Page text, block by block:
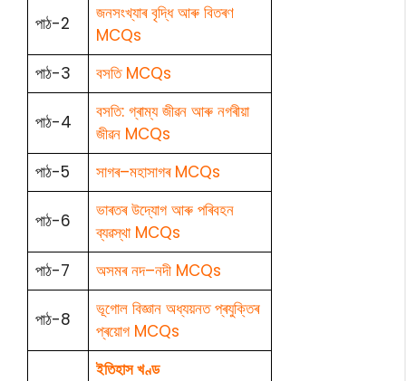
পাঠ-2
জনসংখ্যাৰ বৃদ্ধি আৰু বিতৰণ
MCQs
পাঠ-3
বসতি MCQs
পাঠ-4
বসতি: গ্ৰাম্য জীৱন আৰু নগৰীয়া
জীৱন MCQs
পাঠ-5
সাগৰ–মহাসাগৰ MCQs
পাঠ-6
ভাৰতৰ উদ্যোগ আৰু পৰিবহন
ব্যৱস্থা MCQs
পাঠ-7
অসমৰ নদ–নদী MCQs
পাঠ-8
ভূগোল বিজ্ঞান অধ্যয়নত প্ৰযুক্তিৰ
প্ৰয়োগ MCQs
ইতিহাস খণ্ড